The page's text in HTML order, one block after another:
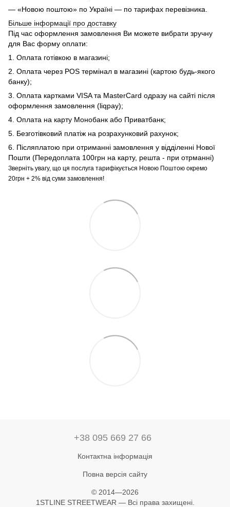
— «Новою поштою» по Україні — по тарифах перевізника.
Більше інформації про доставку
Під час оформлення замовлення Ви можете вибрати зручну
для Вас форму оплати:
1. Оплата готівкою в магазині;
2. Оплата через POS термінал в магазині (картою будь-якого
банку);
3. Оплата картками VISA та MasterCard одразу на сайті після
оформлення замовлення (liqpay);
4. Оплата на карту Монобанк або Приватбанк;
5. Безготівковий платіж на розрахунковий рахунок;
6. Післяплатою при отриманні замовлення у відділенні Нової
Пошти (Передоплата 100грн на карту, решта - при отрманні)
Зверніть увагу, що ця послуга тарифікується Новою Поштою окремо
20грн + 2% від суми замовлення!
+38 095 669 27 66
Контактна інформація
Повна версія сайту
© 2014—2026
1STLINE STREETWEAR — Всі права захищені.